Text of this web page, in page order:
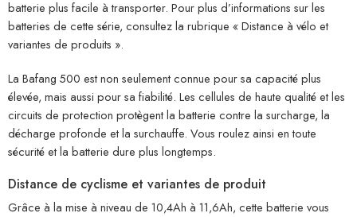
batterie plus facile à transporter. Pour plus d’informations sur les
batteries de cette série, consultez la rubrique « Distance à vélo et
variantes de produits ».
La Bafang 500 est non seulement connue pour sa capacité plus
élevée, mais aussi pour sa fiabilité. Les cellules de haute qualité et les
circuits de protection protègent la batterie contre la surcharge, la
décharge profonde et la surchauffe. Vous roulez ainsi en toute
sécurité et la batterie dure plus longtemps.
Distance de cyclisme et variantes de produit
Grâce à la mise à niveau de 10,4Ah à 11,6Ah, cette batterie vous